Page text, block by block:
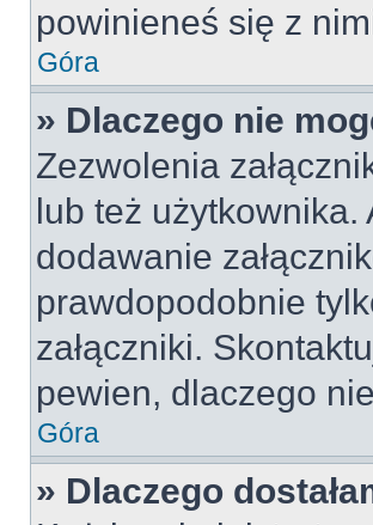
powinieneś się z
Góra
» Dlaczego nie
Zezwolenia
lub też
dodawanie
prawdopodobnie
załączniki.
pewien, dlaczego
Góra
» Dlaczego